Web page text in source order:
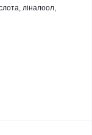
ліналоол,